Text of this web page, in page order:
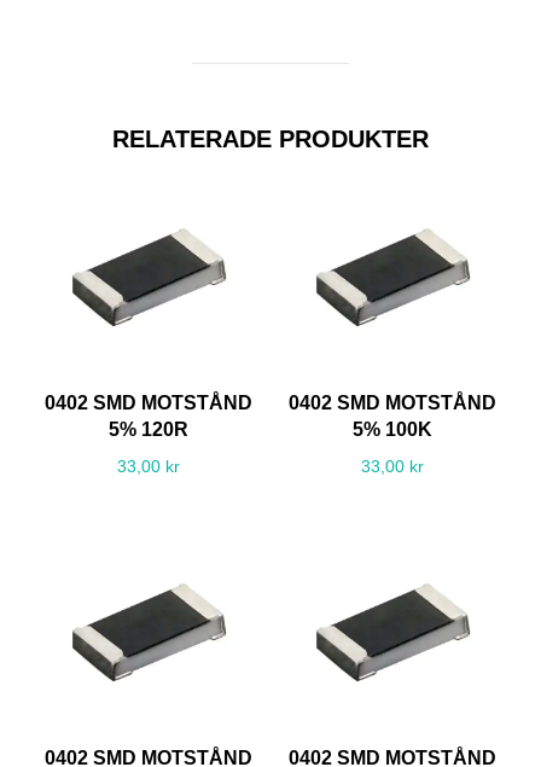
RELATERADE PRODUKTER
0402 SMD MOTSTÅND
5% 120R
33,00 kr
0402 SMD MOTSTÅND
5% 100K
33,00 kr
0402 SMD MOTSTÅND 0402 SMD MOTSTÅND